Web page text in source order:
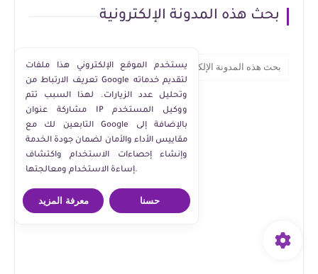
بحث هذه المدونة الإلكترونية
يستخدم الموقع الإلكتروني هذا ملفات
تعريف الارتباط من Google لتقديم خدماته
وتحليل عدد الزيارات. لهذا السبب تتم
مشاركة عنوان IP ووكيل المستخدم
التابعين لك مع Google بالإضافة إلى
مقاييس الأداء والأمان لضمان جودة الخدمة
وإنشاء إحصاءات الاستخدام واكتشاف
إساءة الاستخدام ومعالجتها.
معرفة المزيد حسنا